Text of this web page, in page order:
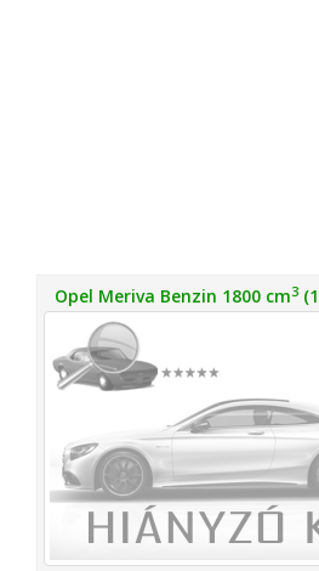
Opel Meriva Benzin 1800 cm3